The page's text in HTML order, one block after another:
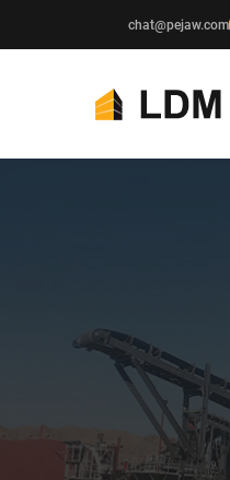
chat@pejaw.com